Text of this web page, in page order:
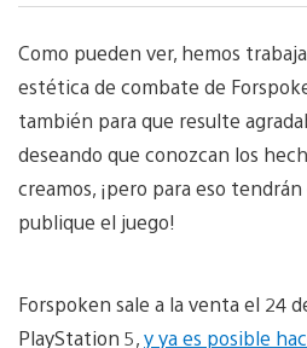
Como pueden ver, hemos
estética de combate de
también para que resulte
deseando que conozcan los
creamos, ¡pero para eso
publique el juego!
Forspoken sale a la venta el 24
PlayStation 5,y ya es posible